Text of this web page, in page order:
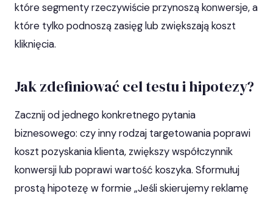
które segmenty rzeczywiście przynoszą konwersje, a
które tylko podnoszą zasięg lub zwiększają koszt
kliknięcia.
Jak zdefiniować cel testu i hipotezy?
Zacznij od jednego konkretnego pytania
biznesowego: czy inny rodzaj targetowania poprawi
koszt pozyskania klienta, zwiększy współczynnik
konwersji lub poprawi wartość koszyka. Sformułuj
prostą hipotezę w formie „Jeśli skierujemy reklamę